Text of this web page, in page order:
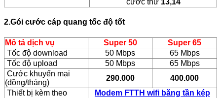
cước thứ 13,14
2.Gói cước cáp quang tốc độ tốt
Mô tả dịch vụ Super 50
Super 65
Tốc độ download
50 Mbps
65 Mbps
Tốc độ upload
50 Mbps
65 Mbps
Cước khuyến mại
(đồng/tháng)
290.000
400.000
Thiết bị kèm theo
Modem FTTH wifi băng tần kép